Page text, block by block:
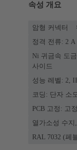
속성 개요
암형 커넥터
정격 전류: ‌2 A
Ni 귀금속 도
사이드
성능 레벨: 2,
코딩: 단자 소
PCB 고정: 고
열가소성 수지
RAL 7032 (페